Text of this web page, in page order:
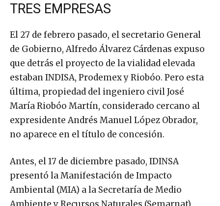
TRES EMPRESAS
El 27 de febrero pasado, el secretario General
de Gobierno, Alfredo Álvarez Cárdenas expuso
que detrás el proyecto de la vialidad elevada
estaban INDISA, Prodemex y Riobóo. Pero esta
última, propiedad del ingeniero civil José
María Riobóo Martín, considerado cercano al
expresidente Andrés Manuel López Obrador,
no aparece en el título de concesión.
Antes, el 17 de diciembre pasado, IDINSA
presentó la Manifestación de Impacto
Ambiental (MIA) a la Secretaría de Medio